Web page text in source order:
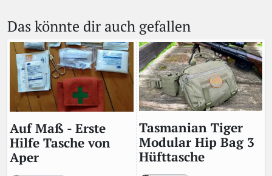
Das könnte dir auch gefallen
Auf Maß - Erste
Hilfe Tasche von
Aper
Tasmanian Tiger
Modular Hip Bag 3
Hüfttasche